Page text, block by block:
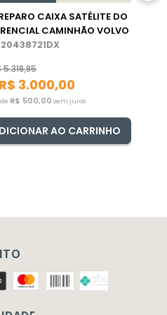
CAIXA SATÉLITE DO
CAMINHÃO VOLVO
20438721DX
5.318,85
R$ 3.000,00
R$ 500,00 sem juros
AO CARRINHO